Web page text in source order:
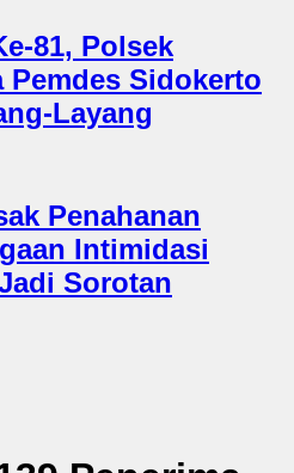
81, Polsek
Pemdes Sidokerto
Layang
Penahanan
Intimidasi
Sorotan